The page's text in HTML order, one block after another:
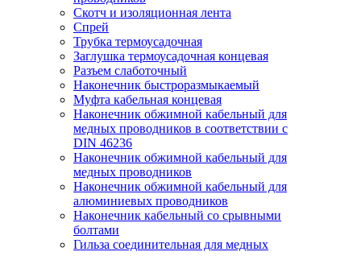
Скотч и изоляционная лента
Спрей
Трубка термоусадочная
Заглушка термоусадочная концевая
Разъем слаботочный
Наконечник быстроразмыкаемый
Муфта кабельная концевая
Наконечник обжимной кабельный для
медных проводников в соответствии с
DIN 46236
Наконечник обжимной кабельный для
медных проводников
Наконечник обжимной кабельный для
алюминиевых проводников
Наконечник кабельный со срывными
болтами
Гильза соединительная для медных